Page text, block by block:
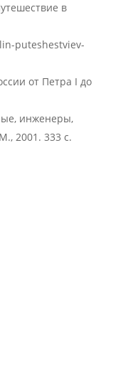
в
puteshestviev-
от Петра I до
инженеры,
2001. 333 с.